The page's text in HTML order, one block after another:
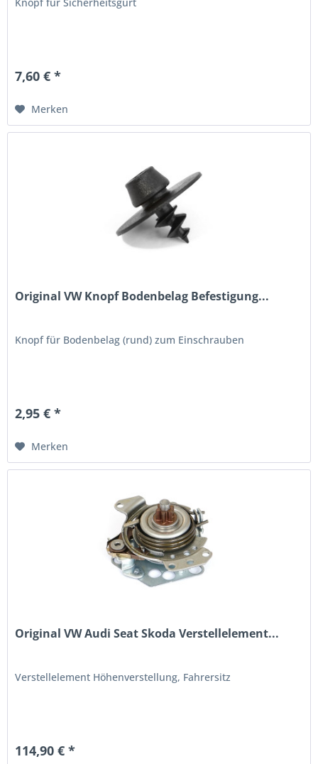
Knopf für Sicherheitsgurt
7,60 € *
Merken
Original VW Knopf Bodenbelag Befestigung...
Knopf für Bodenbelag (rund) zum Einschrauben
2,95 € *
Merken
Original VW Audi Seat Skoda Verstellelement...
Verstellelement Höhenverstellung, Fahrersitz
114,90 € *